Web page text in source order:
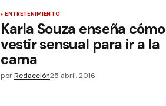
ENTRETENIMIENTO
Karla Souza enseña cómo
vestir sensual para ir a la
cama
por Redacción25 abril, 2016